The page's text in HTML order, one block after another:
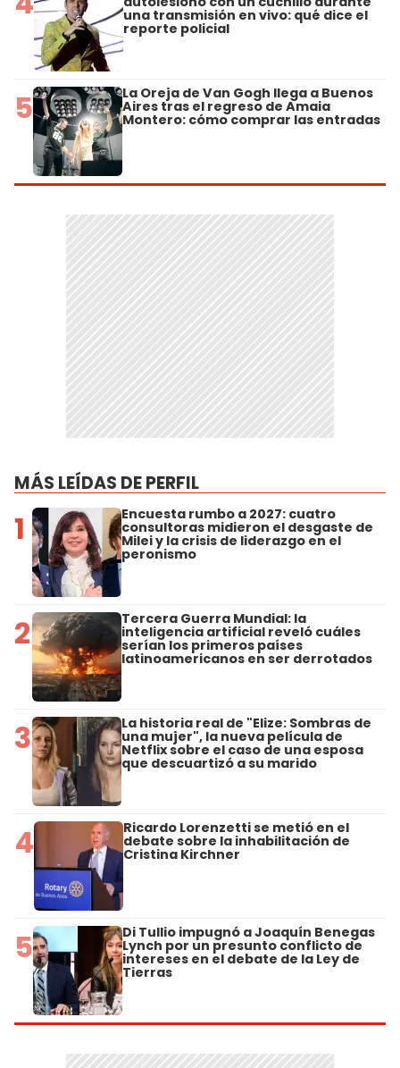
una transmisión en vivo: qué dice el
reporte policial
5 La Oreja de Van Gogh llega a Buenos
Aires tras el regreso de Amaia
Montero: cómo comprar las entradas
MÁS LEÍDAS DE PERFIL
1 Encuesta rumbo a 2027: cuatro
consultoras midieron el desgaste de
Milei y la crisis de liderazgo en el
peronismo
2 Tercera Guerra Mundial: la
inteligencia artificial reveló cuáles
serían los primeros países
latinoamericanos en ser derrotados
3 La historia real de "Elize: Sombras de
una mujer", la nueva película de
Netflix sobre el caso de una esposa
que descuartizó a su marido
4 Ricardo Lorenzetti se metió en el
debate sobre la inhabilitación de
Cristina Kirchner
5 Di Tullio impugnó a Joaquín Benegas
Lynch por un presunto conflicto de
intereses en el debate de la Ley de
Tierras